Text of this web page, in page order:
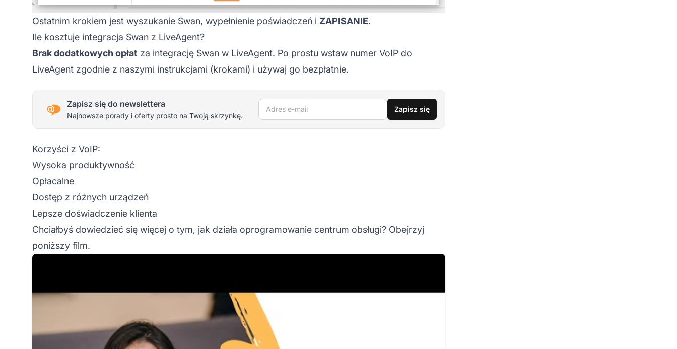
Ostatnim krokiem jest wyszukanie Swan, wypełnienie poświadczeń i ZAPISANIE.
Ile kosztuje integracja Swan z LiveAgent?
Brak dodatkowych opłat za integrację Swan w LiveAgent. Po prostu wstaw numer VoIP do
LiveAgent zgodnie z naszymi instrukcjami (krokami) i używaj go bezpłatnie.
Zapisz się do newslettera
Najnowsze porady i oferty prosto na Twoją skrzynkę.
Adres e-mail Zapisz się
Korzyści z VoIP:
Wysoka produktywność
Opłacalne
Dostęp z różnych urządzeń
Lepsze doświadczenie klienta
Chciałbyś dowiedzieć się więcej o tym, jak działa oprogramowanie centrum obsługi? Obejrzyj
poniższy film.